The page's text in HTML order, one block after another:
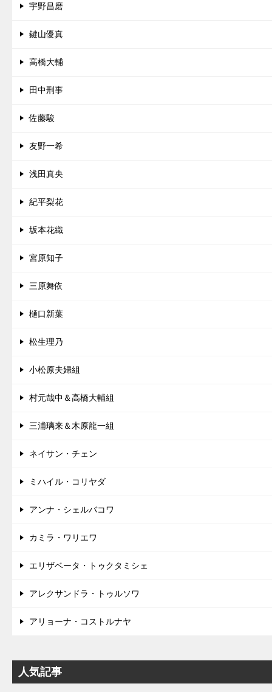
宇野昌磨
鍵山優真
高橋大輔
田中刑事
佐藤駿
友野一希
浅田真央
紀平梨花
坂本花織
宮原知子
三原舞依
樋口新葉
松生理乃
小松原夫婦組
村元哉中＆高橋大輔組
三浦璃来＆木原龍一組
ネイサン・チェン
ミハイル・コリヤダ
アンナ・シェルバコワ
カミラ・ワリエワ
エリザベータ・トゥクタミシェ
アレクサンドラ・トゥルソワ
アリョーナ・コストルナヤ
人気記事